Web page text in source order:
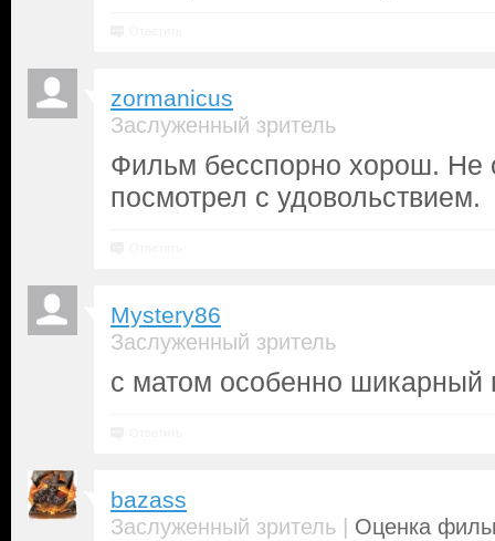
zormanicus
Заслуженный зритель
Фильм бесспорно хорош. Не
посмотрел с удовольствием.
Mystery86
Заслуженный зритель
с матом особенно шикарный
bazass
Заслуженный зритель | Оценка